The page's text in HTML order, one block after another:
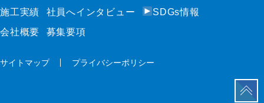
主要設備
施⼯実績
施⼯実績
会社概要
採⽤情報
社員へインタビュー
社員へインタビュー
募集要項
お知らせ
SDGs情報
サイトマップ
プライバシーポリシー